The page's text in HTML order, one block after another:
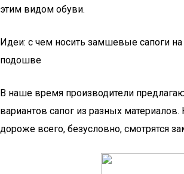
этим видом обуви.
Идеи: с чем носить замшевые сапоги на
подошве
В наше время производители
вариантов сапог из разных
дороже всего, безусловно, смотрятся